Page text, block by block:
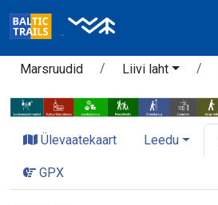
Marsruudid Liivi laht
Ülevaatekaart Leedu
GPX